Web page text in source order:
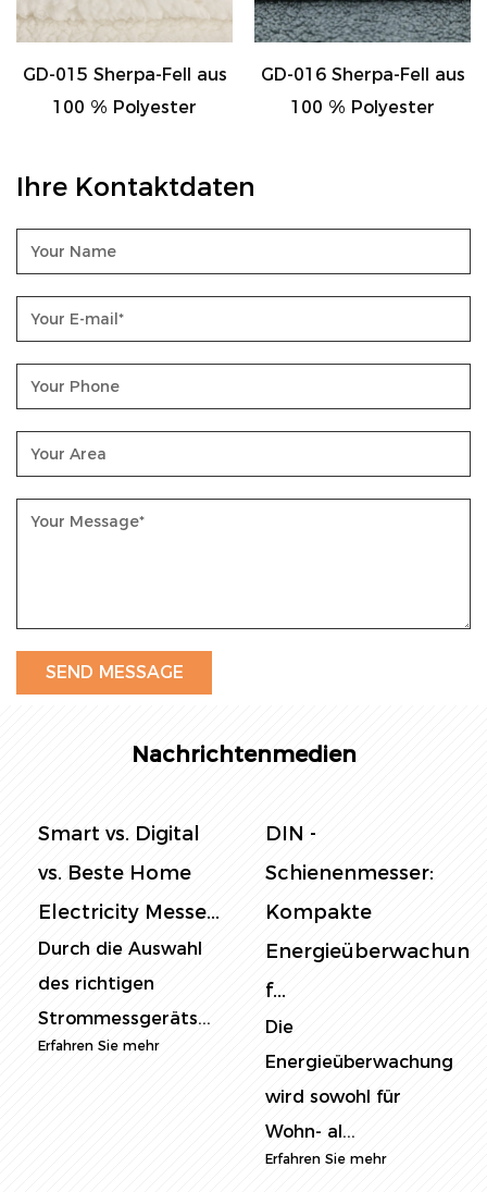
GD-015 Sherpa-Fell aus
100 % Polyester
GD-016 Sherpa-Fell aus
100 % Polyester
Ihre Kontaktdaten
Nachrichtenmedien
Smart vs. Digital
vs. Beste Home
Electricity Messe...
Durch die Auswahl
des richtigen
Strommessgeräts...
Erfahren Sie mehr
DIN -
Schienenmesser:
Kompakte
Energieüberwachung
f...
Die
Energieüberwachung
wird sowohl für
Wohn- al...
Erfahren Sie mehr